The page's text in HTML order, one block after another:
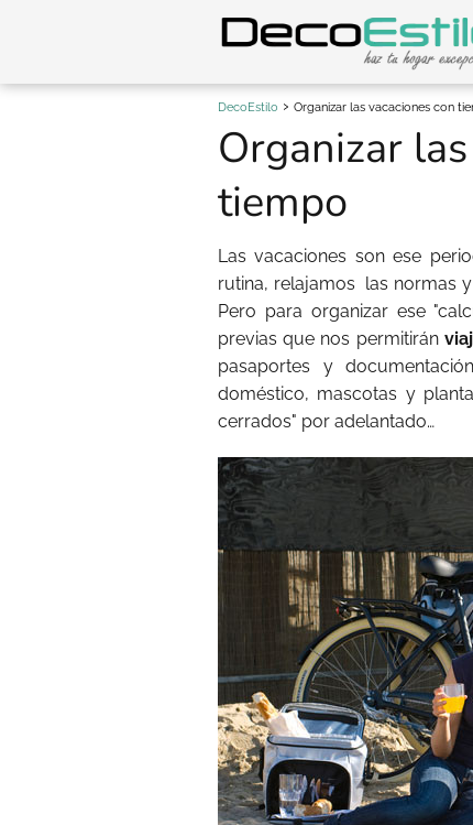
DecoEstilo Organizar las vacaciones con
Organizar
tiempo
Las vacaciones son ese
rutina, relajamos las normas
Pero para organizar ese
previas que nos permitirán
pasaportes y
doméstico, mascotas y
cerrados" por adelantado…